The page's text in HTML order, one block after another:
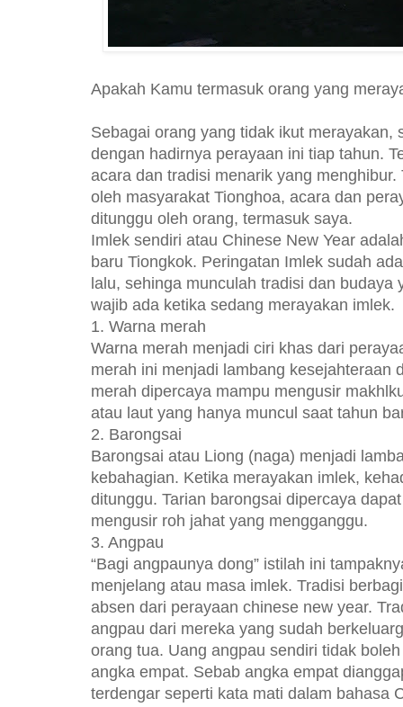
Apakah Kamu termasuk orang yang
Sebagai orang yang tidak ikut merayakan,
dengan hadirnya perayaan ini tiap tahun.
acara dan tradisi menarik yang
oleh masyarakat Tionghoa, acara dan
ditunggu oleh orang, termasuk saya.
Imlek sendiri atau Chinese New Year
baru Tiongkok. Peringatan Imlek sudah
lalu, sehinga munculah tradisi dan budaya
wajib ada ketika sedang merayakan imlek.
1. Warna merah
Warna merah menjadi ciri khas dari
merah ini menjadi lambang kesejahteraan
merah dipercaya mampu mengusir
atau laut yang hanya muncul saat tahun
2. Barongsai
Barongsai atau Liong (naga) menjadi
kebahagian. Ketika merayakan imlek,
ditunggu. Tarian barongsai dipercaya
mengusir roh jahat yang mengganggu.
3. Angpau
“Bagi angpaunya dong” istilah ini
menjelang atau masa imlek. Tradisi
absen dari perayaan chinese new year.
angpau dari mereka yang sudah
orang tua. Uang angpau sendiri tidak
angka empat. Sebab angka empat
terdengar seperti kata mati dalam bahasa